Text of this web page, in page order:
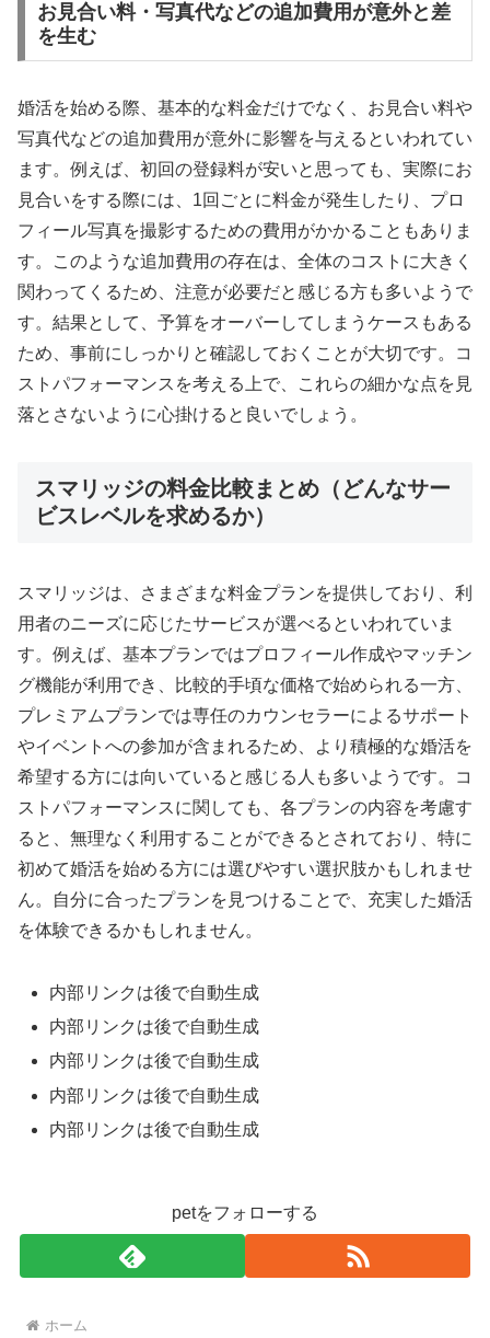
お見合い料・写真代などの追加費用が意外と差
を生む
婚活を始める際、基本的な料金だけでなく、お見合い料や
写真代などの追加費用が意外に影響を与えるといわれてい
ます。例えば、初回の登録料が安いと思っても、実際にお
見合いをする際には、1回ごとに料金が発生したり、プロ
フィール写真を撮影するための費用がかかることもありま
す。このような追加費用の存在は、全体のコストに大きく
関わってくるため、注意が必要だと感じる方も多いようで
す。結果として、予算をオーバーしてしまうケースもある
ため、事前にしっかりと確認しておくことが大切です。コ
ストパフォーマンスを考える上で、これらの細かな点を見
落とさないように心掛けると良いでしょう。
スマリッジの料金比較まとめ（どんなサー
ビスレベルを求めるか）
スマリッジは、さまざまな料金プランを提供しており、利
用者のニーズに応じたサービスが選べるといわれていま
す。例えば、基本プランではプロフィール作成やマッチン
グ機能が利用でき、比較的手頃な価格で始められる一方、
プレミアムプランでは専任のカウンセラーによるサポート
やイベントへの参加が含まれるため、より積極的な婚活を
希望する方には向いていると感じる人も多いようです。コ
ストパフォーマンスに関しても、各プランの内容を考慮す
ると、無理なく利用することができるとされており、特に
初めて婚活を始める方には選びやすい選択肢かもしれませ
ん。自分に合ったプランを見つけることで、充実した婚活
を体験できるかもしれません。
内部リンクは後で自動生成
内部リンクは後で自動生成
内部リンクは後で自動生成
内部リンクは後で自動生成
内部リンクは後で自動生成
petをフォローする
ホーム